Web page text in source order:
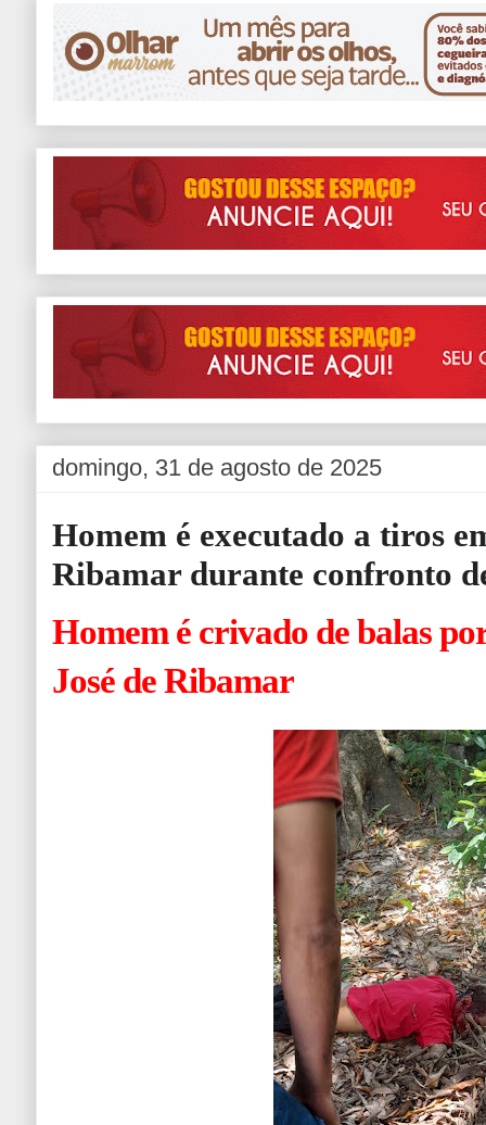
domingo, 31 de agosto de 2025
Homem é executado a tiros
Ribamar durante confronto
Homem é crivado de balas
José de Ribamar